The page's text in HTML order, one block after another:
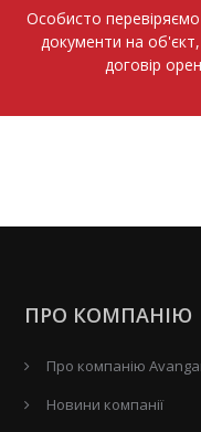
Особисто перевіряємо
документи на
договір
ПРО КОМПАНІЮ
Про компанію
Новини компанії